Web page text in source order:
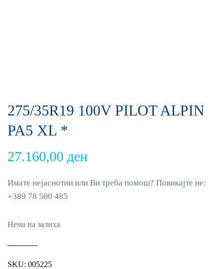
275/35R19 100V PILOT ALPIN
PA5 XL *
27.160,00 ден
Имате нејаснотии или Ви треба помош? Повикајте не:
+389 78 500 485
Нема на залиха
SKU: 005225